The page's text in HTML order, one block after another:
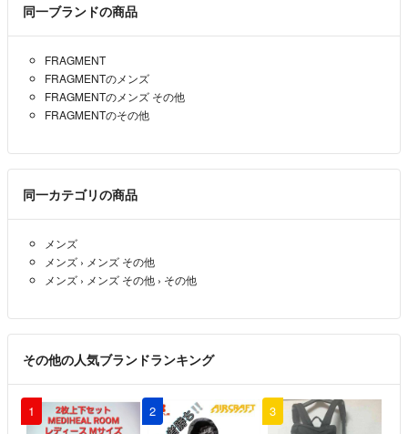
同一ブランドの商品
FRAGMENT
FRAGMENTのメンズ
FRAGMENTのメンズ その他
FRAGMENTのその他
同一カテゴリの商品
メンズ
メンズ › メンズ その他
メンズ › メンズ その他 › その他
その他の人気ブランドランキング
1 2 3